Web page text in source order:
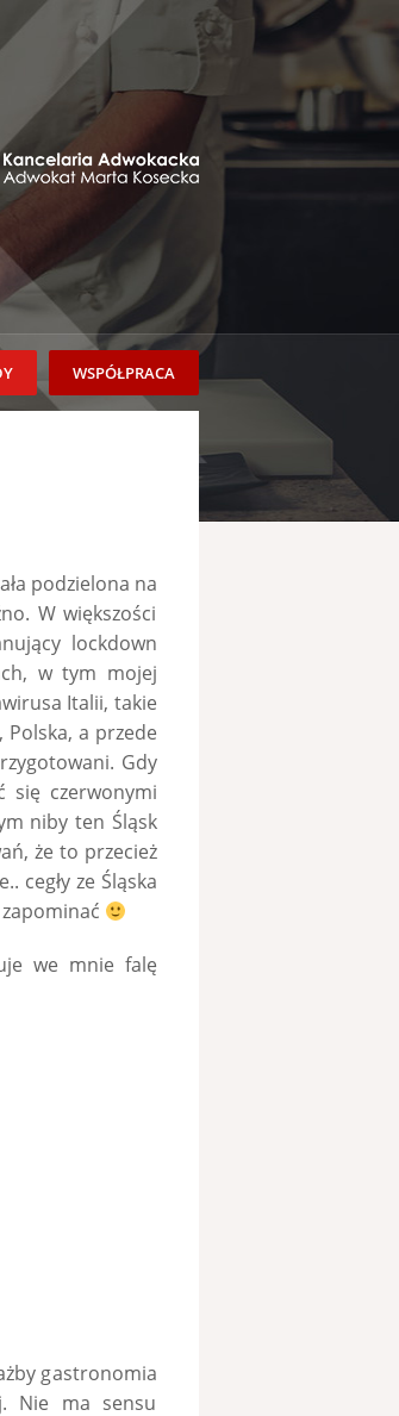
WSPÓŁPRACA
podzielona na
W większości
lockdown
w tym mojej
Italii, takie
Polska, a przede
Gdy
się czerwonymi
niby ten Śląsk
że to przecież
cegły ze Śląska
we mnie falę
gastronomia
Nie ma sensu